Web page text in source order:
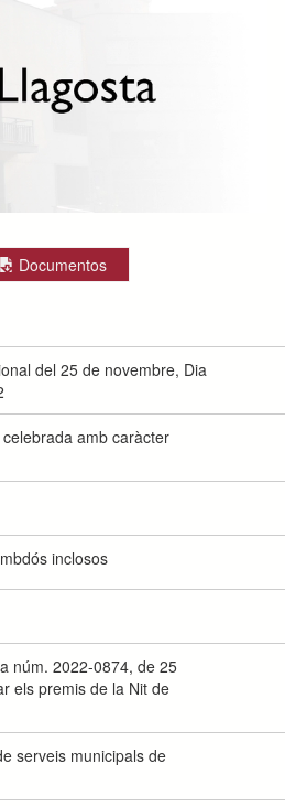
Documentos
del 25 de novembre, Dia
amb caràcter
inclosos
núm. 2022-0874, de 25
els premis de la Nit de
serveis municipals de